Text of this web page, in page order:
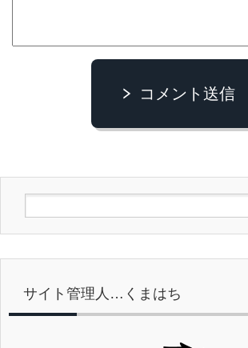
コメント送信
サイト管理人…くまはち